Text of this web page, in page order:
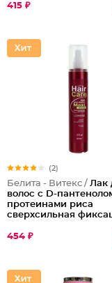
415 ₽
(2)
Белита - Витекс / Лак
волос с D-
протеинами риса
сверхсильная
454 ₽